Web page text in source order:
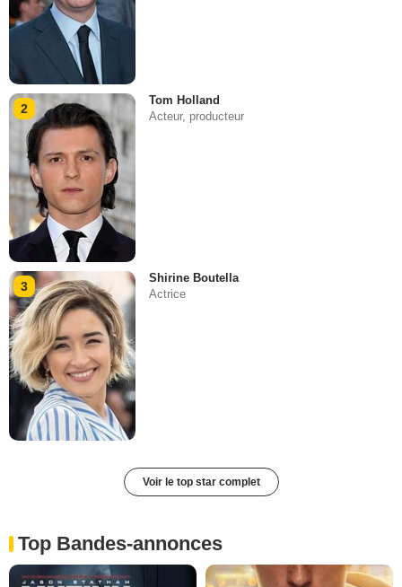
2
Tom Holland
Acteur, producteur
3
Shirine Boutella
Actrice
Voir le top star complet
Top Bandes-annonces